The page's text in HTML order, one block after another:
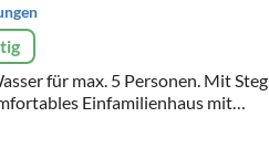
für max. 5 Personen. Mit Steg
Einfamilienhaus mit
Kühldecken,